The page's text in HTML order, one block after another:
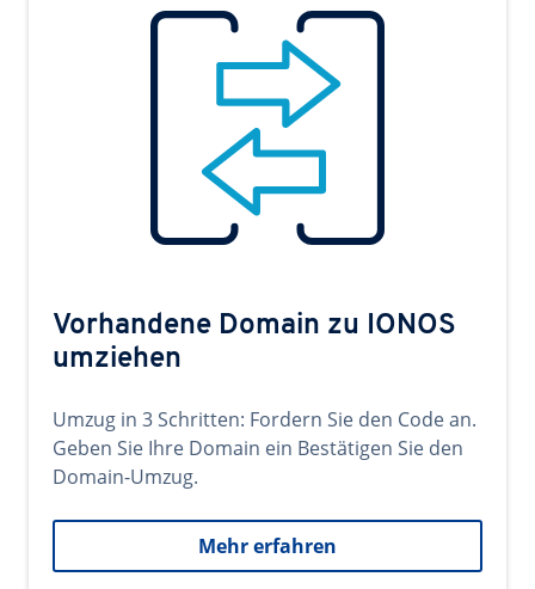
Vorhandene Domain zu IONOS
umziehen
Umzug in 3 Schritten: Fordern Sie den Code an.
Geben Sie Ihre Domain ein Bestätigen Sie den
Domain-Umzug.
Mehr erfahren